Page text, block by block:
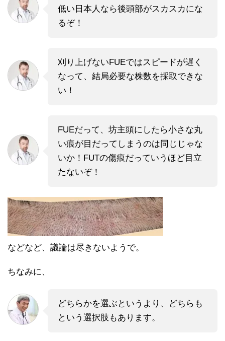
低い日本人なら後頭部がスカスカにな
るぞ！
刈り上げないFUEではスピードが遅く
なって、結局必要な株数を採取できな
い！
FUEだって、坊主頭にしたら小さな丸
い痕が目だってしまうのは同じじゃな
いか！FUTの傷痕だっていうほど目立
たないぞ！
などなど、議論は尽きないようで。
ちなみに、
どちらかを選ぶというより、どちらも
という選択肢もあります。